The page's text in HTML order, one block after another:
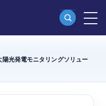
ーター（WEM3080）
ーター（WEM2067）
光発電モニタリングソリュー